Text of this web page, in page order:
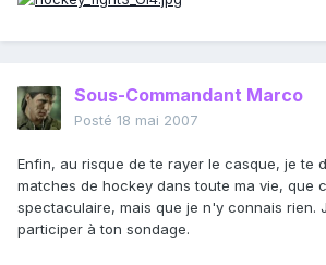
Sous-Commandant Marco
Posté 18 mai 2007
Enfin, au risque de te rayer le casque, je te
matches de hockey dans toute ma vie, que
spectaculaire, mais que je n'y connais rien.
participer à ton sondage.